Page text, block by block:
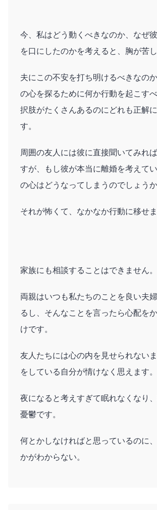
今、私はどう動くべきなのか、なぜ
を口にしたのかを考えると、胸が苦し
夫にこの不安を打ち明けるべきなの
の心を探るために何か行動を起こす
択肢がたくさんあるのにどれも正解
す。
周囲の友人には彼に直接聞いてみれ
すが、もし彼が本当に離婚を考えて
の心はどうなってしまうのでしょうか
それが怖くて、なかなか行動に移せま
家族にも相談することはできません。
両親はいつも私たちのことを良い夫
るし、そんなことを言ったら心配を
けです。
友人たちには心の内を見せられない
をしている自分が情けなく思えます。
夜になると考えすぎて眠れなくなり
憂鬱です。
何とかしなければと思っているのに
かがわからない。